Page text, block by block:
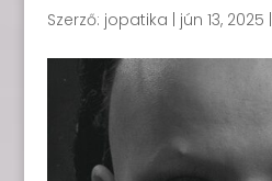
Szerző: jopatika jún 13, 2025